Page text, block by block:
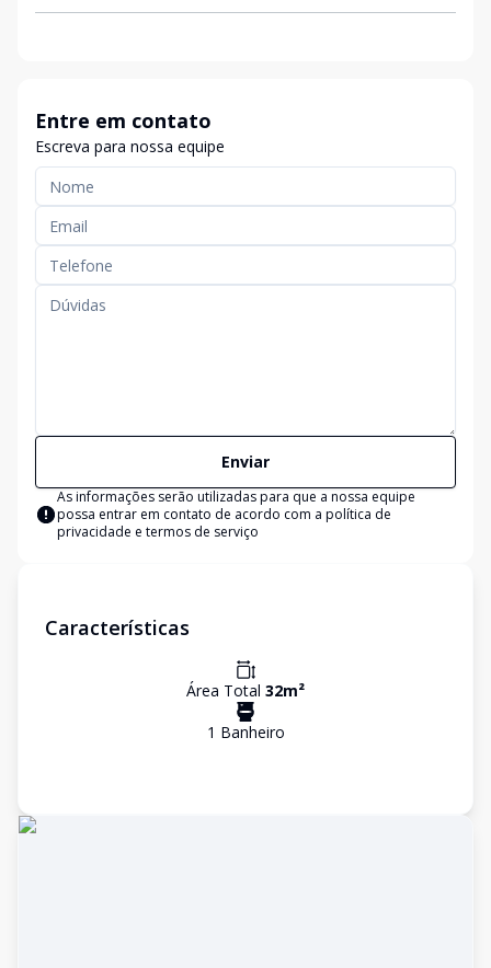
Entre em contato
Escreva para nossa equipe
Enviar
As informações serão utilizadas para que a nossa equipe
possa entrar em contato de acordo com a política de
privacidade e termos de serviço
Características
Área Total 32m²
1 Banheiro